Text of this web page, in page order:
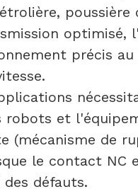
optimisé,
précis
robots et
(mécanisme de
le contact NC
défauts.